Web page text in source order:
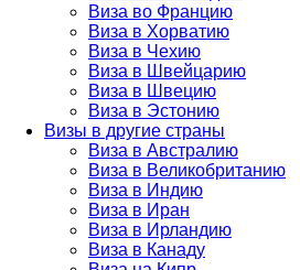
Виза во Францию
Виза в Хорватию
Виза в Чехию
Виза в Швейцарию
Виза в Швецию
Виза в Эстонию
Визы в другие страны
Виза в Австралию
Виза в Великобританию
Виза в Индию
Виза в Иран
Виза в Ирландию
Виза в Канаду